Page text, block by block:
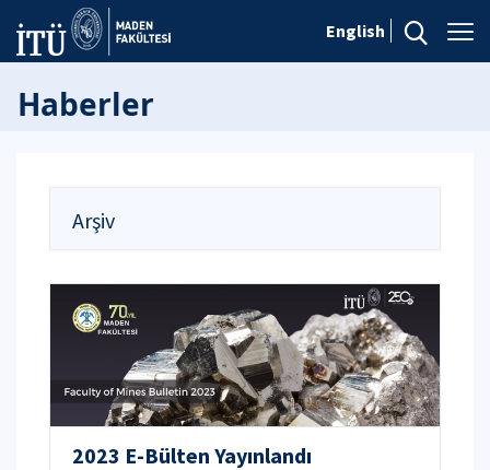
English
Haberler
Arşiv
2023 E-Bülten Yayınlandı